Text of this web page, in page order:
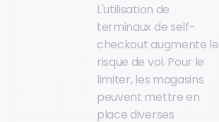
L'utilisation de
terminaux de self-
checkout augmente le
risque de vol. Pour le
limiter, les magasins
peuvent mettre en
place diverses